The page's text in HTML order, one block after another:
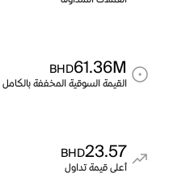
61.36M
BHD
القيمة السوقية المخففة بالكامل
23.57
BHD
أعلى قيمة تداول